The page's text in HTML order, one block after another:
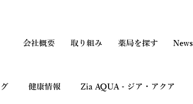
会社概要 取り組み 薬局を探す News
健康情報 Zia AQUA - ジア・アクア